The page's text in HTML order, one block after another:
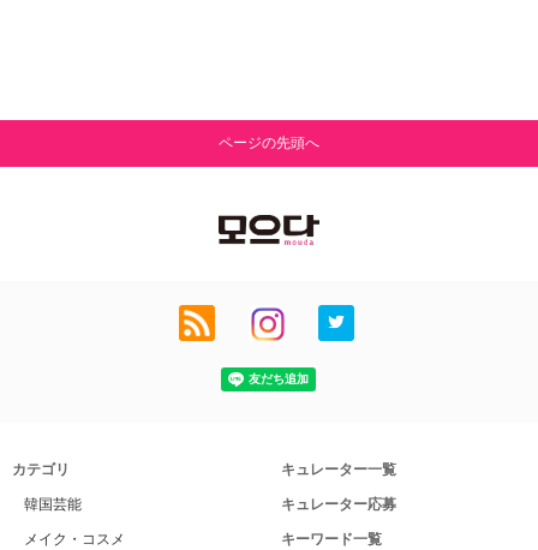
ページの先頭へ
カテゴリ
韓国芸能
メイク・コスメ
キュレーター一覧
キュレーター応募
キーワード一覧